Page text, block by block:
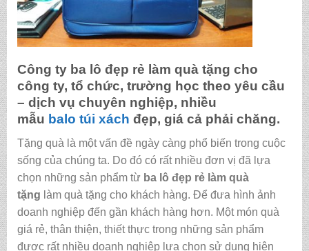
Công ty ba lô đẹp rẻ làm quà tặng cho
công ty, tổ chức, trường học theo yêu cầu
– dịch vụ chuyên nghiệp, nhiều
mẫu balo túi xách đẹp, giá cả phải chăng.
Tặng quà là một vấn đề ngày càng phổ biến trong cuộc
sống của chúng ta. Do đó có rất nhiều đơn vị đã lựa
chọn những sản phẩm từ ba lô đẹp rẻ làm quà
tặng làm quà tặng cho khách hàng. Để đưa hình ảnh
doanh nghiệp đến gần khách hàng hơn. Một món quà
giá rẻ, thân thiện, thiết thực trong những sản phẩm
được rất nhiều doanh nghiệp lựa chọn sử dụng hiện